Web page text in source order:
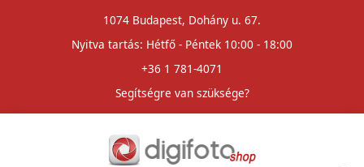
1074 Budapest, Dohány u. 67.
Nyitva tartás: Hétfő - Péntek 10:00 - 18:00
+36 1 781-4071
Segítségre van szüksége?